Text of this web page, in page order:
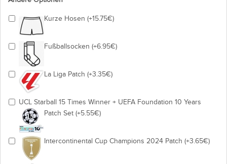
Kurze Hosen (+15.75€)
Fußballsocken (+6.95€)
La Liga Patch (+3.35€)
UCL Starball 15 Times Winner + UEFA Foundation 10 Years
Patch Set (+5.55€)
Intercontinental Cup Champions 2024 Patch (+3.65€)